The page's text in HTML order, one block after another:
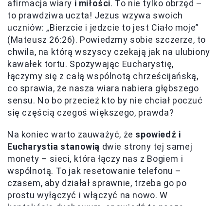
afirmacja wiary i miłości. To nie tylko obrzęd –
to prawdziwa uczta! Jezus wzywa swoich
uczniów: „Bierzcie i jedzcie to jest Ciało moje”
(Mateusz 26:26). Powiedzmy sobie szczerze, to
chwila, na którą wszyscy czekają jak na ulubiony
kawałek tortu. Spożywając Eucharystię,
łączymy się z całą wspólnotą chrześcijańską,
co sprawia, że nasza wiara nabiera głębszego
sensu. No bo przecież kto by nie chciał poczuć
się częścią czegoś większego, prawda?
Na koniec warto zauważyć, że spowiedź i
Eucharystia stanowią dwie strony tej samej
monety – sieci, która łączy nas z Bogiem i
wspólnotą. To jak resetowanie telefonu –
czasem, aby działał sprawnie, trzeba go po
prostu wyłączyć i włączyć na nowo. W